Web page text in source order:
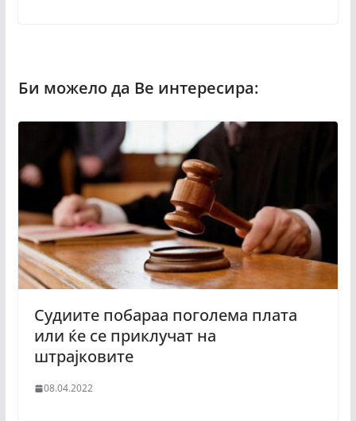
Судиите побараа поголема плата
или ќе се приклучат на
штрајковите
08.04.2022